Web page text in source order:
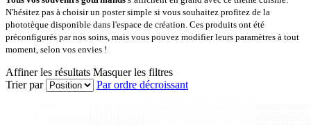
N'hésitez pas à choisir un poster simple si vous souhaitez profitez de la
phototèque disponible dans l'espace de création. Ces produits ont été
préconfigurés par nos soins, mais vous pouvez modifier leurs paramètres à tout
moment, selon vos envies !
Affiner les résultats Masquer les filtres
Trier par
Par ordre décroissant